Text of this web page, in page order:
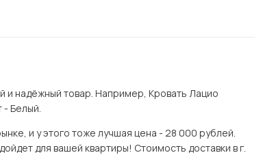
и надёжный товар. Например, Кровать Лацио
- Белый.
и у этого тоже лучшая цена - 28 000 рублей.
для вашей квартиры! Стоимость доставки в г.